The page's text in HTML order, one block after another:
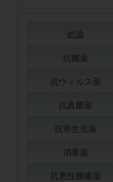
総論
抗菌薬
抗ウィルス薬
抗真菌薬
抗寄生虫薬
消毒薬
抗悪性腫瘍薬